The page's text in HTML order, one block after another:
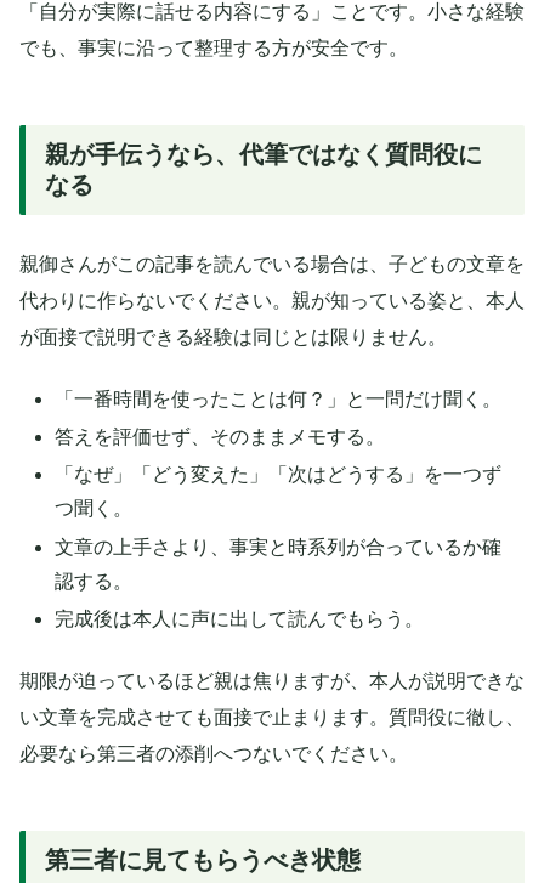
「自分が実際に話せる内容にする」ことです。小さな経験
でも、事実に沿って整理する方が安全です。
親が手伝うなら、代筆ではなく質問役に
なる
親御さんがこの記事を読んでいる場合は、子どもの文章を
代わりに作らないでください。親が知っている姿と、本人
が面接で説明できる経験は同じとは限りません。
「一番時間を使ったことは何？」と一問だけ聞く。
答えを評価せず、そのままメモする。
「なぜ」「どう変えた」「次はどうする」を一つず
つ聞く。
文章の上手さより、事実と時系列が合っているか確
認する。
完成後は本人に声に出して読んでもらう。
期限が迫っているほど親は焦りますが、本人が説明できな
い文章を完成させても面接で止まります。質問役に徹し、
必要なら第三者の添削へつないでください。
第三者に見てもらうべき状態